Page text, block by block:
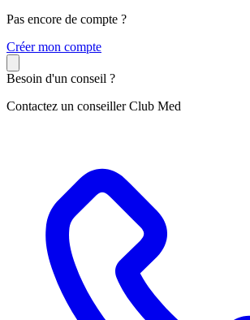
Pas encore de compte ?
Créer mon compte
Besoin d'un conseil ?
Contactez un conseiller Club Med